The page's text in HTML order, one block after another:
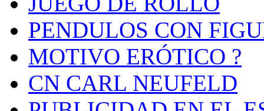
PENDULOS CON
MOTIVO ERÓTICO ?
CN CARL NEUFELD